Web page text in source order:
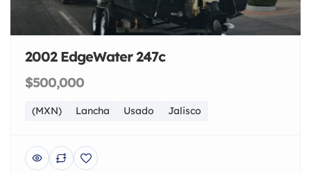
2002 EdgeWater 247c
$500,000
(MXN) Lancha Usado Jalisco